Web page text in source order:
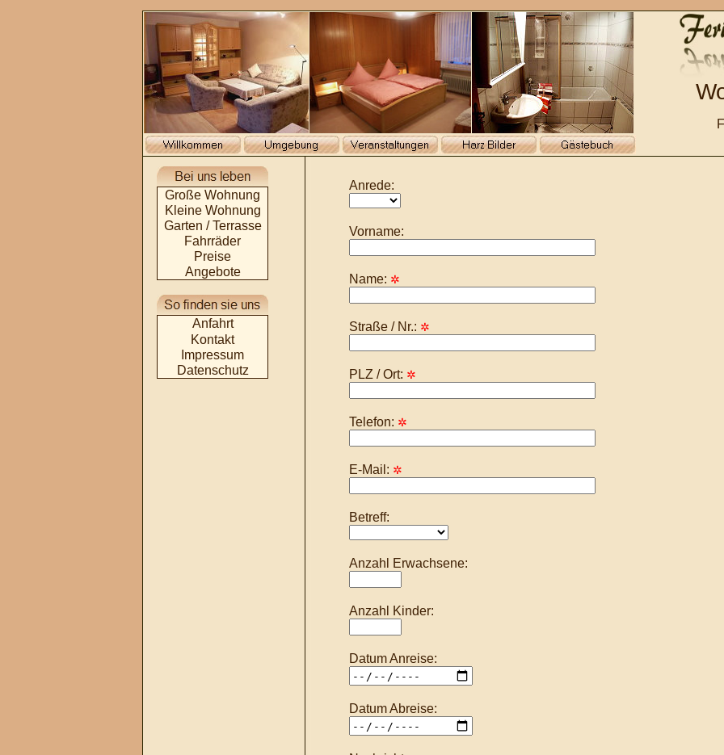
Große Wohnung
Kleine Wohnung
Garten / Terrasse
Fahrräder
Preise
Angebote
Anfahrt
Kontakt
Impressum
Datenschutz
Anrede:
Vorname:
Name: ✲
Straße / Nr.: ✲
PLZ / Ort: ✲
Telefon: ✲
E-Mail: ✲
Betreff:
Anzahl Erwachsene:
Anzahl Kinder:
Datum Anreise:
Datum Abreise: